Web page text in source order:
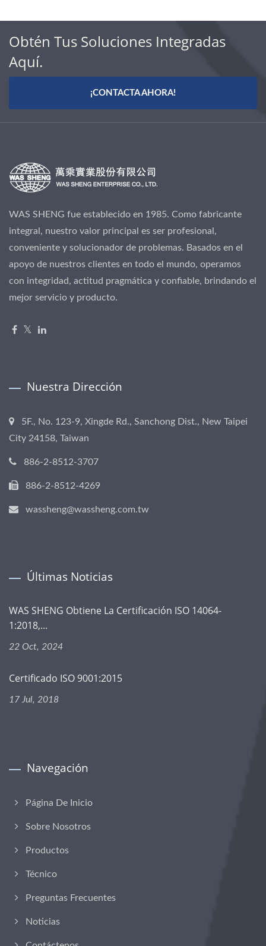
Obtén Tus Soluciones Integradas
Aquí.
¡CONTACTA AHORA!
WAS SHENG fue establecido en 1985. Como fabricante
integral, nuestro valor principal es ser profesional,
conveniente y solucionador de problemas. Basados en el
apoyo de nuestros clientes en todo el mundo, operamos
con integridad, actitud pragmática y confiable, brindando el
mejor servicio y producto.
Nuestra Dirección
5F., No. 123-9, Xingde Rd., Sanchong Dist., New Taipei
City 24158, Taiwan
886-2-8512-3707
886-2-8512-4269
wassheng@wassheng.com.tw
Últimas Noticias
WAS SHENG Obtiene La Certificación ISO 14064-
1:2018,...
22 Oct, 2024
Certificado ISO 9001:2015
17 Jul, 2018
Navegación
Página De Inicio
Sobre Nosotros
Productos
Técnico
Preguntas Frecuentes
Noticias